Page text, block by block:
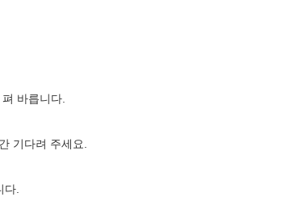
바릅니다.
기다려 주세요.
.